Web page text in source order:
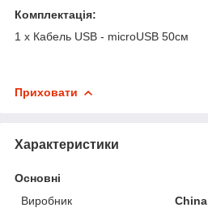
Комплектація:
1 x Кабель USB - microUSB 50см
Приховати
Характеристики
Основні
Виробник
China